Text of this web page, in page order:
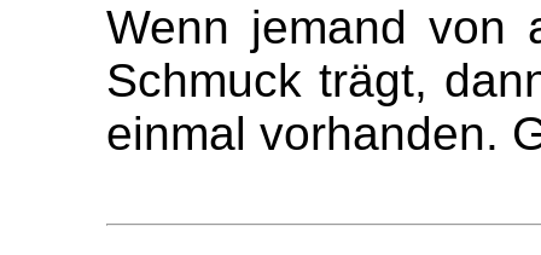
Wenn jemand von
Schmuck trägt,
einmal vorhanden.